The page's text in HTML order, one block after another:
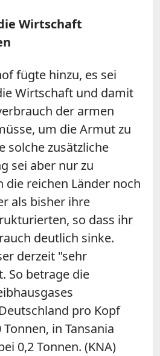
Wirtschaft
fügte hinzu, es sei
Wirtschaft und damit
der armen
um die Armut zu
solche zusätzliche
sei aber nur zu
die reichen Länder noch
als bisher ihre
so dass ihr
deutlich sinke.
derzeit "sehr
So betrage die
pro Kopf
in Tansania
0,2 Tonnen. (KNA)